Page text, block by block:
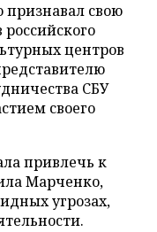
признавал свою
центров
СБУ
своего
привлечь к
Марченко,
угрозах,